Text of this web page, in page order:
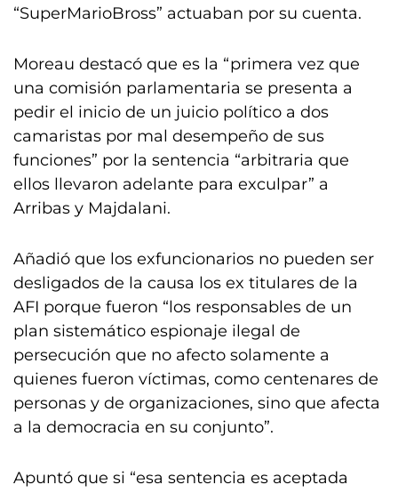
“SuperMarioBross” actuaban por su cuenta.
Moreau destacó que es la “primera vez que
una comisión parlamentaria se presenta a
pedir el inicio de un juicio político a dos
camaristas por mal desempeño de sus
funciones” por la sentencia “arbitraria que
ellos llevaron adelante para exculpar” a
Arribas y Majdalani.
Añadió que los exfuncionarios no pueden ser
desligados de la causa los ex titulares de la
AFI porque fueron “los responsables de un
plan sistemático espionaje ilegal de
persecución que no afecto solamente a
quienes fueron víctimas, como centenares de
personas y de organizaciones, sino que afecta
a la democracia en su conjunto”.
Apuntó que si “esa sentencia es aceptada